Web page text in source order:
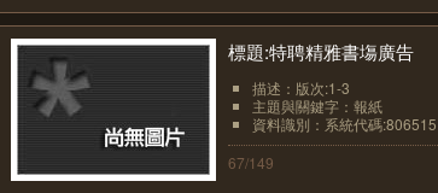
標題:特聘精雅書塲廣告
描述：版次:1-3
主題與關鍵字：報紙
資料識別：系統代碼:806515
67/149